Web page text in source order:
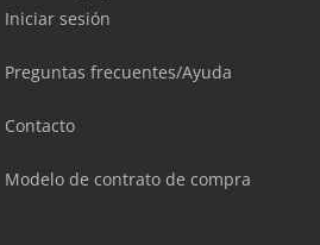
Iniciar sesión
Preguntas frecuentes/Ayuda
Contacto
Modelo de contrato de compra